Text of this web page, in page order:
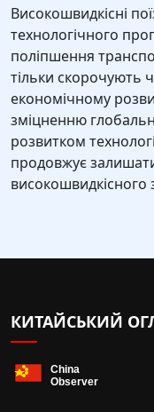
Високошвидкісні
технологічного
поліпшення
тільки скорочують
економічному
зміцненню
розвитком
продовжує
високошвидкісного
КИТАЙСЬКИЙ